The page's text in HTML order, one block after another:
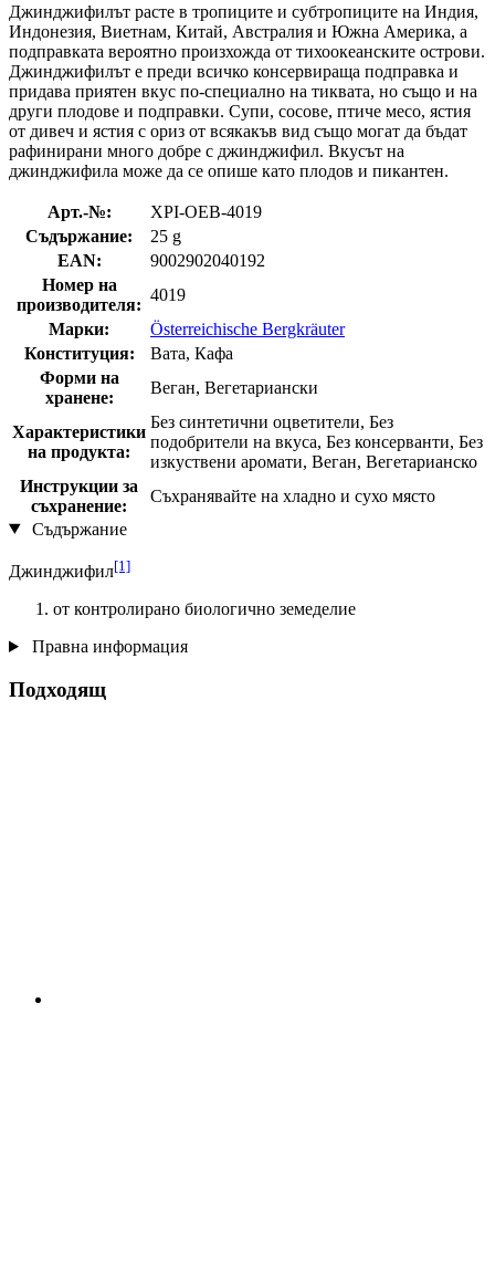
Джинджифилът расте в тропиците и субтропиците на Индия,
Индонезия, Виетнам, Китай, Австралия и Южна Америка, а
подправката вероятно произхожда от тихоокеанските острови.
Джинджифилът е преди всичко консервираща подправка и
придава приятен вкус по-специално на тиквата, но също и на
други плодове и подправки. Супи, сосове, птиче месо, ястия
от дивеч и ястия с ориз от всякакъв вид също могат да бъдат
рафинирани много добре с джинджифил. Вкусът на
джинджифила може да се опише като плодов и пикантен.
Арт.-№:
XPI-OEB-4019
Съдържание:
25 g
EAN:
9002902040192
Номер на
производителя:
4019
Марки:
Österreichische Bergkräuter
Конституция:
Вата, Кафа
Форми на
хранене:
Веган, Вегетариански
Характеристики
на продукта:
Без синтетични оцветители, Без
подобрители на вкуса, Без консерванти, Без
изкуствени аромати, Веган, Вегетарианско
Инструкции за
съхранение:
Съхранявайте на хладно и сухо място
Съдържание
Джинджифил[1]
от контролирано биологично земеделие
Правна информация
Подходящ